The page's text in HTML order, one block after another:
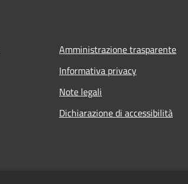
Amministrazione trasparente
Informativa privacy
Note legali
Dichiarazione di accessibilità